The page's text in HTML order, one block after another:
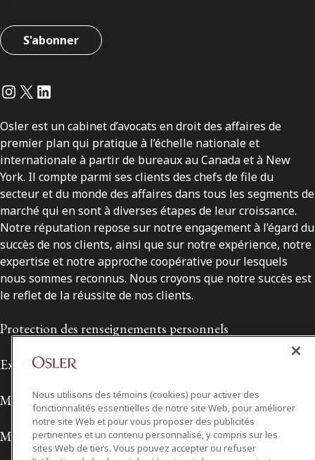
S'abonner
Instagram
Twitter
LinkedIn
Osler est un cabinet d’avocats en droit des affaires de
premier plan qui pratique à l’échelle nationale et
internationale à partir de bureaux au Canada et à New
York. Il compte parmi ses clients des chefs de file du
secteur et du monde des affaires dans tous les segments de
marché qui en sont à diverses étapes de leur croissance.
Notre réputation repose sur notre engagement à l’égard du
succès de nos clients, ainsi que sur notre expérience, notre
expertise et notre approche coopérative pour lesquels
nous sommes reconnus. Nous croyons que notre succès est
le reflet de la réussite de nos clients.
Protection des renseignements personnels
Exonération de responsabilité
Modalités de prestation de services
Modalités d'utilisation
Nous utilisons des témoins (cookies) pour activer des
fonctionnalités essentielles de notre site Web, pour améliorer
notre site Web et pour vous proposer des publicités
pertinentes et un contenu personnalisé, y compris sur les
sites Web de tiers. Vous pouvez accepter ou refuser